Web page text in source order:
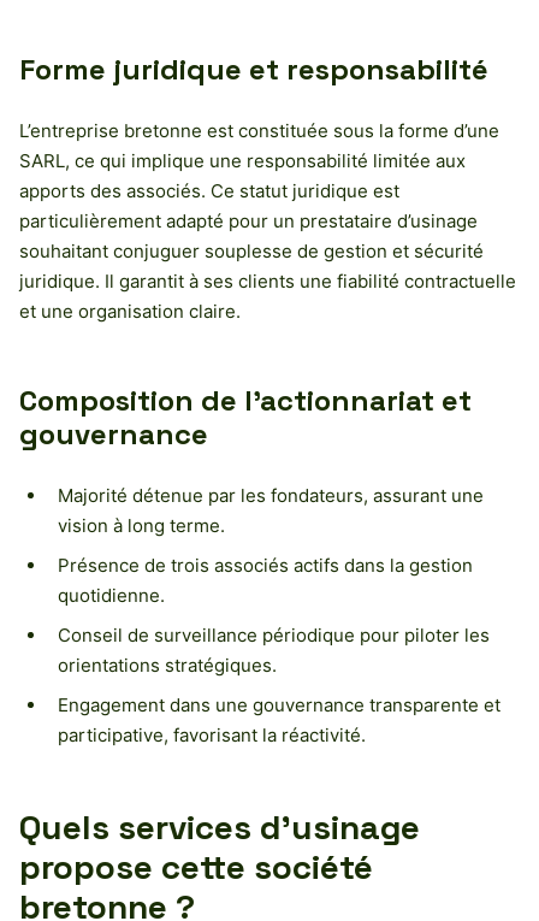
Forme juridique et responsabilité
L’entreprise bretonne est constituée sous la forme d’une
SARL, ce qui implique une responsabilité limitée aux
apports des associés. Ce statut juridique est
particulièrement adapté pour un prestataire d’usinage
souhaitant conjuguer souplesse de gestion et sécurité
juridique. Il garantit à ses clients une fiabilité contractuelle
et une organisation claire.
Composition de l’actionnariat et
gouvernance
Majorité détenue par les fondateurs, assurant une
vision à long terme.
Présence de trois associés actifs dans la gestion
quotidienne.
Conseil de surveillance périodique pour piloter les
orientations stratégiques.
Engagement dans une gouvernance transparente et
participative, favorisant la réactivité.
Quels services d’usinage
propose cette société
bretonne ?